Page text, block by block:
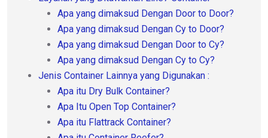
Apa yang dimaksud Dengan Door to Door?
Apa yang dimaksud Dengan Cy to Door?
Apa yang dimaksud Dengan Door to Cy?
Apa yang dimaksud Dengan Cy to Cy?
Jenis Container Lainnya yang Digunakan :
Apa itu Dry Bulk Container?
Apa Itu Open Top Container?
Apa itu Flattrack Container?